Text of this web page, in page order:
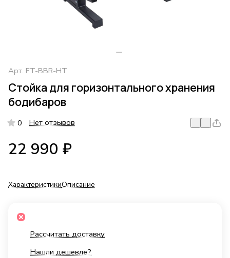
Арт. FT-BBR-HT
Стойка для горизонтального хранения
бодибаров
0 Нет отзывов
22 990 ₽
ХарактеристикиОписание
Рассчитать доставку
Нашли дешевле?